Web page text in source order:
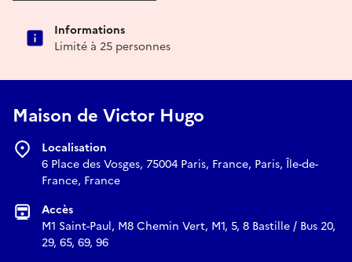
Informations
Limité à 25 personnes
Maison de Victor Hugo
Localisation
6 Place des Vosges, 75004 Paris, France, Paris, Île-de-
France, France
Accès
M1 Saint-Paul, M8 Chemin Vert, M1, 5, 8 Bastille / Bus 20,
29, 65, 69, 96